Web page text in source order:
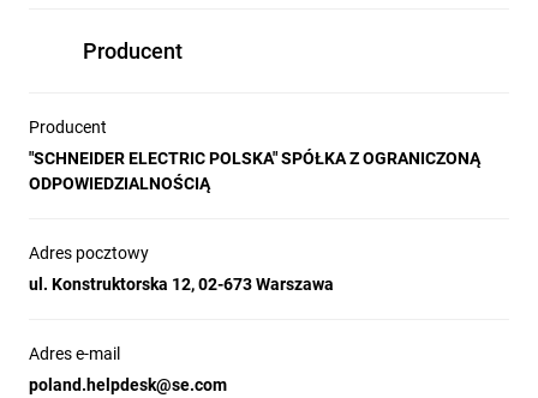
Producent
Producent
"SCHNEIDER ELECTRIC POLSKA" SPÓŁKA Z OGRANICZONĄ
ODPOWIEDZIALNOŚCIĄ
Adres pocztowy
ul. Konstruktorska 12, 02-673 Warszawa
Adres e-mail
poland.helpdesk@se.com